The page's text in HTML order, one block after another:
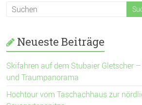
Neueste Beiträge
Skifahren auf dem Stubaier Gletscher
und Traumpanorama
Hochtour vom Taschachhaus zur